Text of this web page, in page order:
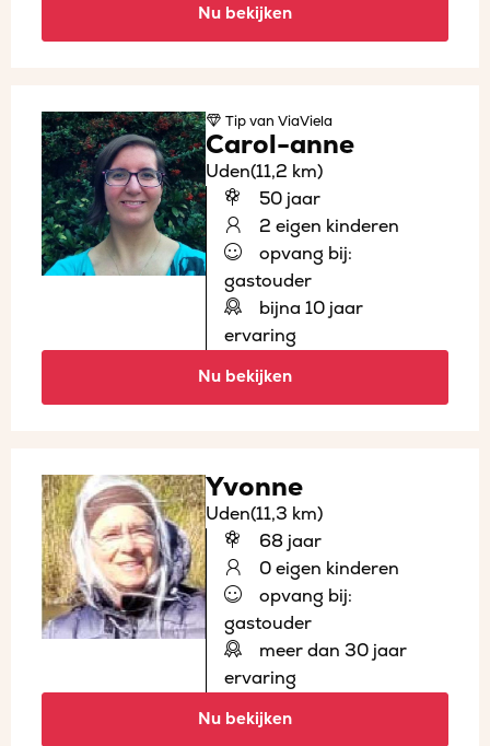
Nu bekijken
Tipvan ViaViela
Carol-anne
Uden(11,2 km)
50 jaar
2 eigen kinderen
opvang bij:
gastouder
bijna 10 jaar
ervaring
Nu bekijken
Yvonne
Uden(11,3 km)
68 jaar
0 eigen kinderen
opvang bij:
gastouder
meer dan 30 jaar
ervaring
Nu bekijken